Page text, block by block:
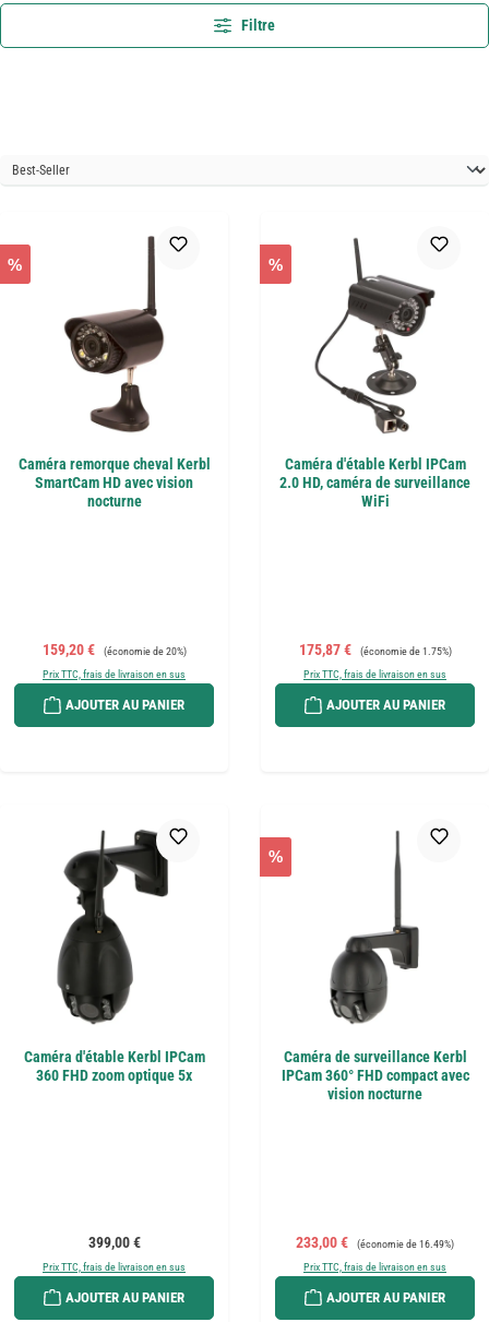
Filtre
%
Caméra remorque cheval Kerbl
SmartCam HD avec vision
nocturne
Prix de vente :
159,20 € Prix régulier :
(économie de 20%)
Prix TTC, frais de livraison en sus
AJOUTER AU PANIER
%
Caméra d'étable Kerbl IPCam
2.0 HD, caméra de surveillance
WiFi
Prix de vente :
175,87 € Prix régulier :
(économie de 1.75%)
Prix TTC, frais de livraison en sus
AJOUTER AU PANIER
Caméra d'étable Kerbl IPCam
360 FHD zoom optique 5x
Prix régulier :
399,00 €
Prix TTC, frais de livraison en sus
AJOUTER AU PANIER
%
Caméra de surveillance Kerbl
IPCam 360° FHD compact avec
vision nocturne
Prix de vente :
233,00 € Prix régulier :
(économie de 16.49%)
Prix TTC, frais de livraison en sus
AJOUTER AU PANIER